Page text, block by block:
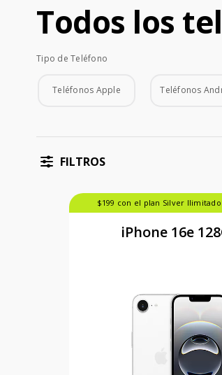
Todos los teléfonos (57 phone )
Todos los
Tipo de Teléfono
Tipo de Teléfono
Teléfonos Apple Teléfonos
FILTROS
$199 con el plan Silver
iPhone 16e